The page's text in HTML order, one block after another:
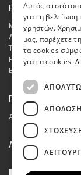
Επικοινωνία
Μεσσαρίτης
Λ. Κατσώνη 48,
Τηλ.: 210 8662048
Fax : 210 8615972
Email:
ΓΕΜΗ
Αριθμός ΓΕΜΗ:
ΑΝΑΖΗΤΗΣΗ
Αυτός ο
για τη βελτίωση
χρηστών.
μας, παρέχετε
τα cookies
για τα cookies.